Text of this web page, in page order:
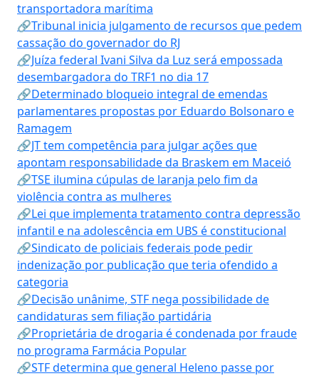
transportadora marítima
🔗Tribunal inicia julgamento de recursos que pedem
cassação do governador do RJ
🔗Juíza federal Ivani Silva da Luz será empossada
desembargadora do TRF1 no dia 17
🔗Determinado bloqueio integral de emendas
parlamentares propostas por Eduardo Bolsonaro e
Ramagem
🔗JT tem competência para julgar ações que
apontam responsabilidade da Braskem em Maceió
🔗TSE ilumina cúpulas de laranja pelo fim da
violência contra as mulheres
🔗Lei que implementa tratamento contra depressão
infantil e na adolescência em UBS é constitucional
🔗Sindicato de policiais federais pode pedir
indenização por publicação que teria ofendido a
categoria
🔗Decisão unânime, STF nega possibilidade de
candidaturas sem filiação partidária
🔗Proprietária de drogaria é condenada por fraude
no programa Farmácia Popular
🔗STF determina que general Heleno passe por